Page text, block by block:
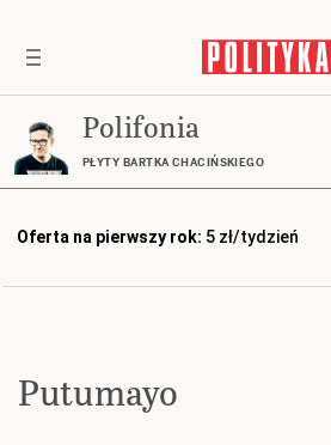
Polifonia
PŁYTY BARTKA CHACIŃSKIEGO
Oferta na pierwszy rok: 5 zł/tydzień
Putumayo